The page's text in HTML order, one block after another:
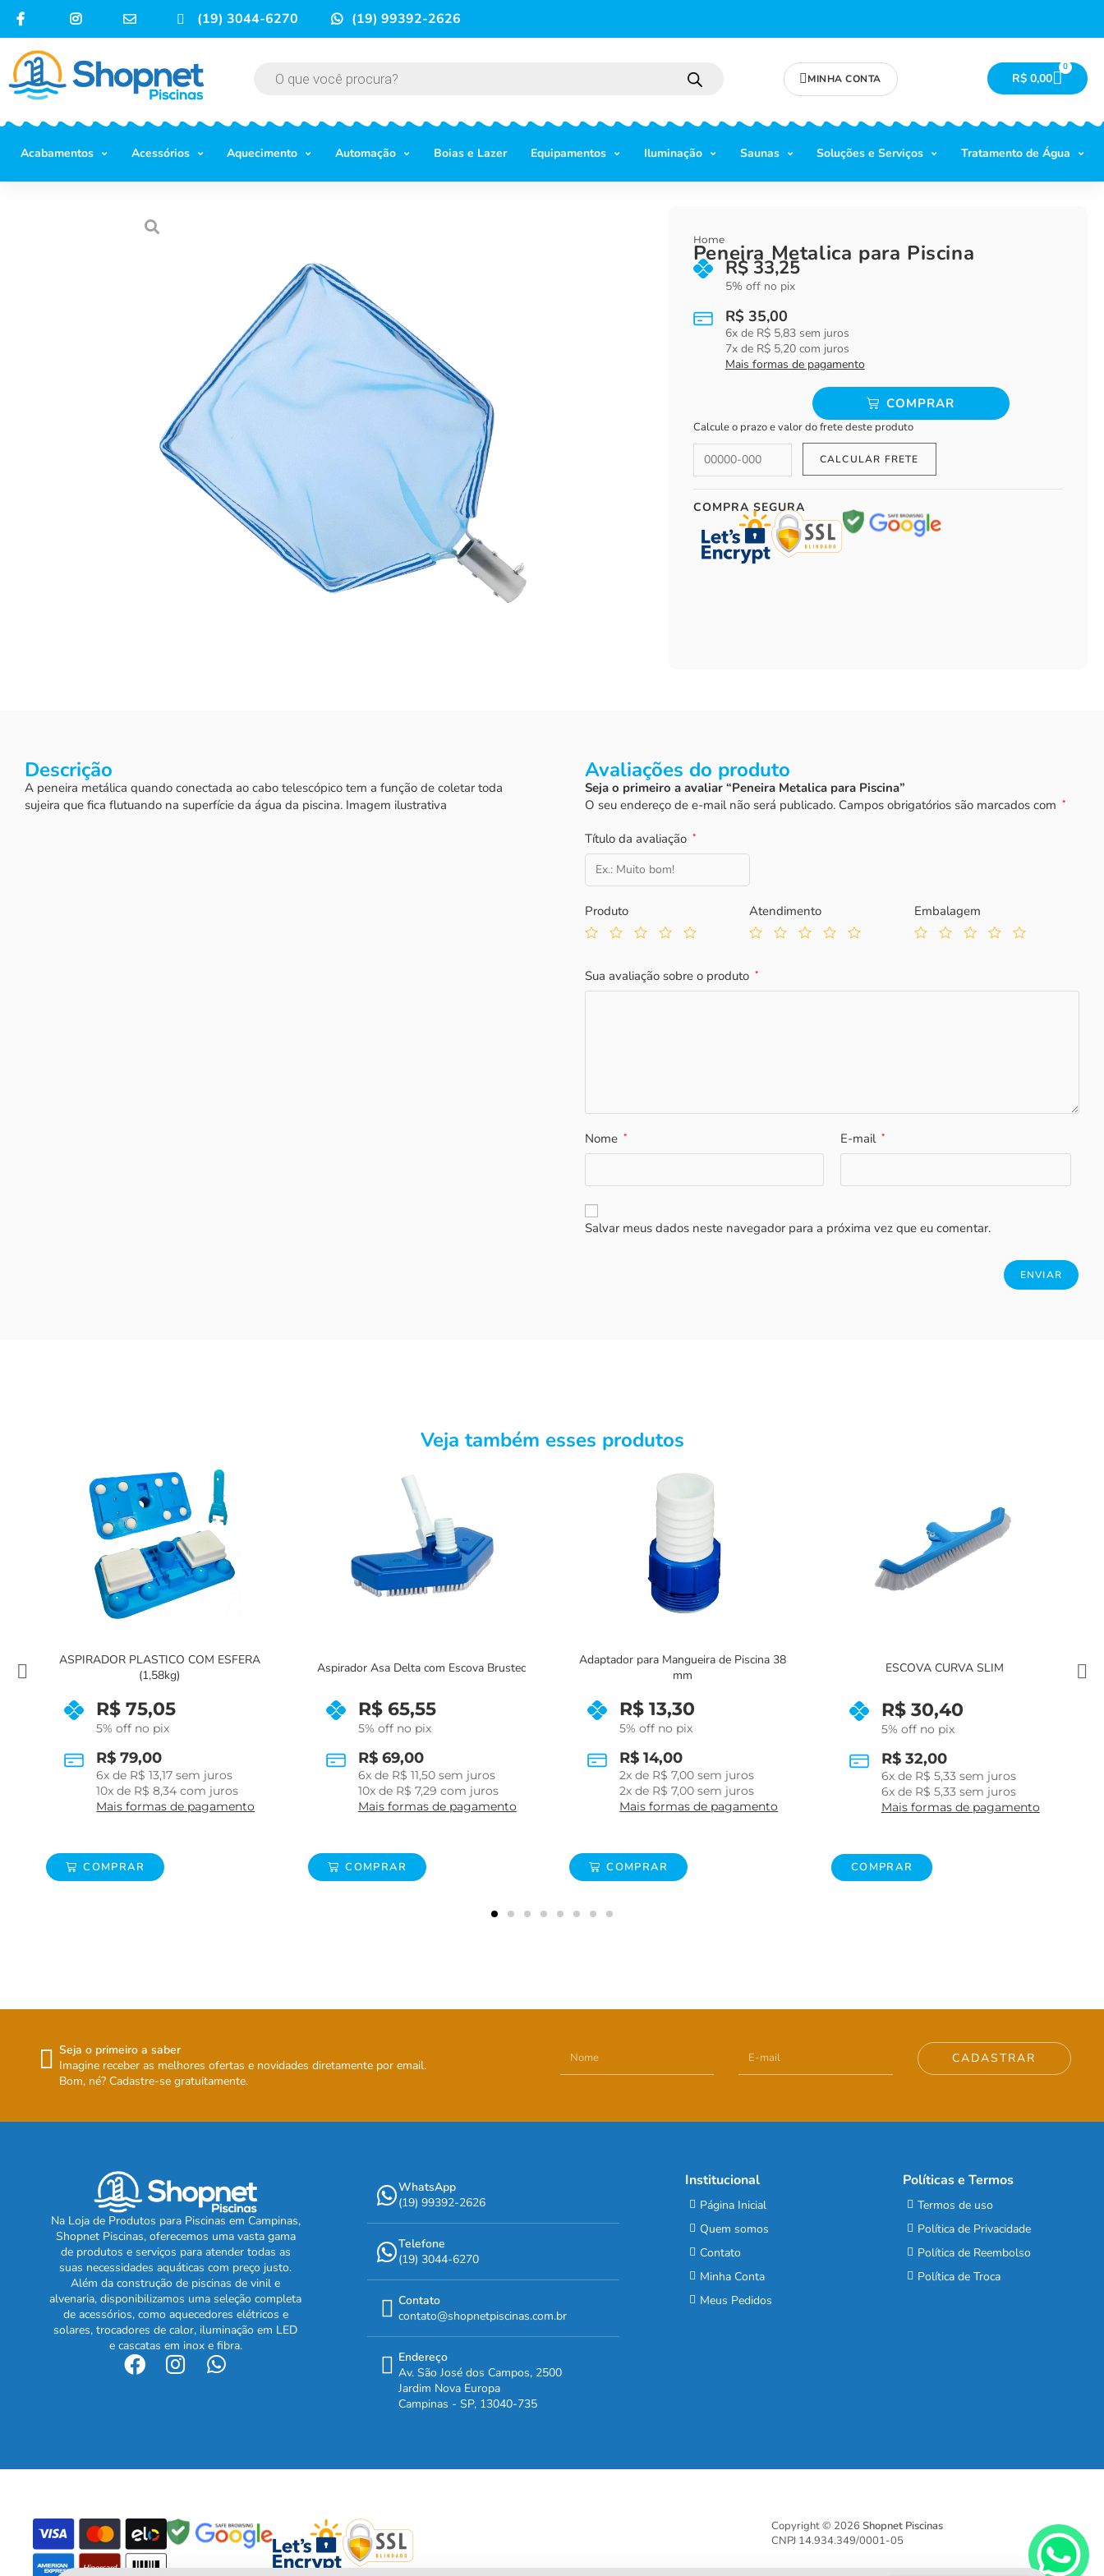
(19) 3044-6270 (19) 99392-2626
MINHA CONTA R$0,00
0
Acabamentos Acessórios Aquecimento Automação Boias e Lazer Equipamentos Iluminação Saunas Soluções e Serviços Tratamento de Água
Home
Peneira Metalica para Piscina
R$33,25
5% off no pix
R$35,00
6x de R$5,83sem juros
7x de R$5,20com juros
Mais formas de pagamento
COMPRAR
Calcule o prazo e valor do frete deste produto
COMPRA SEGURA
Descrição
A peneira metálica quando conectada ao cabo telescópico tem a função de coletar toda
sujeira que fica flutuando na superfície da água da piscina. Imagem ilustrativa
Avaliações do produto
Seja o primeiro a avaliar “Peneira Metalica para Piscina”
O seu endereço de e-mail não será publicado. Campos obrigatórios são marcados com *
Título da avaliação *
Produto Atendimento Embalagem
Sua avaliação sobre o produto *
Nome * E-mail *
Salvar meus dados neste navegador para a próxima vez que eu comentar.
Veja também esses produtos
Aspirador Asa Delta com Escova Brustec
R$65,55
5% off no pix
R$69,00
6x deR$ 11,50 sem juros
10x deR$ 7,29com juros
Mais formas de pagamento
COMPRAR
Adaptador para Mangueira de Piscina 38
mm
R$13,30
5% off no pix
R$14,00
2x deR$ 7,00 sem juros
2 x deR$ 7,00sem juros
Mais formas de pagamento
COMPRAR
ESCOVA CURVA SLIM
R$30,40
5% off no pix
R$32,00
6x deR$5,33 sem juros
6x deR$5,33 sem juros
Mais formas de pagamento
COMPRAR
R$ 114,00
5% off no pix
R$138,00
R$120,00
6x deR$20,00sem juros
10x deR$12,67com juros
Mais formas de pagamento
COMPRAR
Seja o primeiro a saber
Imagine receber as melhores ofertas e novidades diretamente por email.
Bom, né? Cadastre-se gratuitamente.
CADASTRAR
Na Loja de Produtos para Piscinas em Campinas,
Shopnet Piscinas, oferecemos uma vasta gama
de produtos e serviços para atender todas as
suas necessidades aquáticas com preço justo.
Além da construção de piscinas de vinil e
alvenaria, disponibilizamos uma seleção completa
de acessórios, como aquecedores elétricos e
solares, trocadores de calor, iluminação em LED
e cascatas em inox e fibra.
WhatsApp
(19) 99392-2626
Telefone
(19) 3044-6270
Contato
contato@shopnetpiscinas.com.br
Endereço
Av. São José dos Campos, 2500
Jardim Nova Europa
Campinas - SP, 13040-735
Institucional
Página Inicial
Quem somos
Contato
Minha Conta
Meus Pedidos
Políticas e Termos
Termos de uso
Política de Privacidade
Política de Reembolso
Política de Troca
Copyright © 2026 Shopnet Piscinas
CNPJ 14.934.349/0001-05